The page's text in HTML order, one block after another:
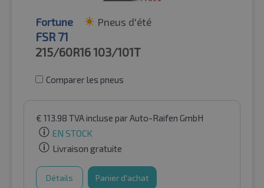
Fortune Pneus d'été
FSR 71
215/60R16103/101T
Comparer les pneus
€ 113.98 TVA incluse par Auto-Raifen GmbH
EN STOCK
Livraison gratuite
Détails Panier d'achat